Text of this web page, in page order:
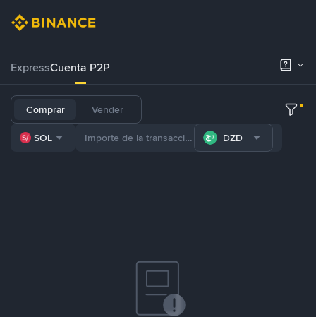
ExpressCuenta P2P
Comprar Vender
SOL DZD